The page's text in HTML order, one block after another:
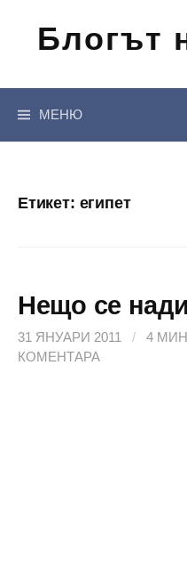
съдържанието
Блогът
МЕНЮ
Етикет: египет
Нещо се
31 ЯНУАРИ 2011 / 4
КОМЕНТАРА